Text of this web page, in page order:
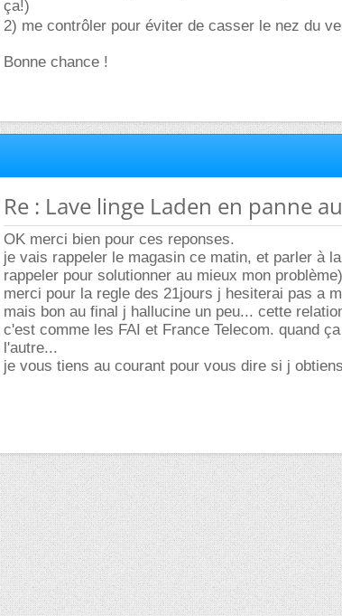
ça!)
2) me contrôler pour éviter de casser le nez du
Bonne chance !
Re : Lave linge Laden en panne
OK merci bien pour ces reponses.
je vais rappeler le magasin ce matin, et parler à
rappeler pour solutionner au mieux mon problème)
merci pour la regle des 21jours j hesiterai pas a
mais bon au final j hallucine un peu... cette
c'est comme les FAI et France Telecom. quand
l'autre...
je vous tiens au courant pour vous dire si j